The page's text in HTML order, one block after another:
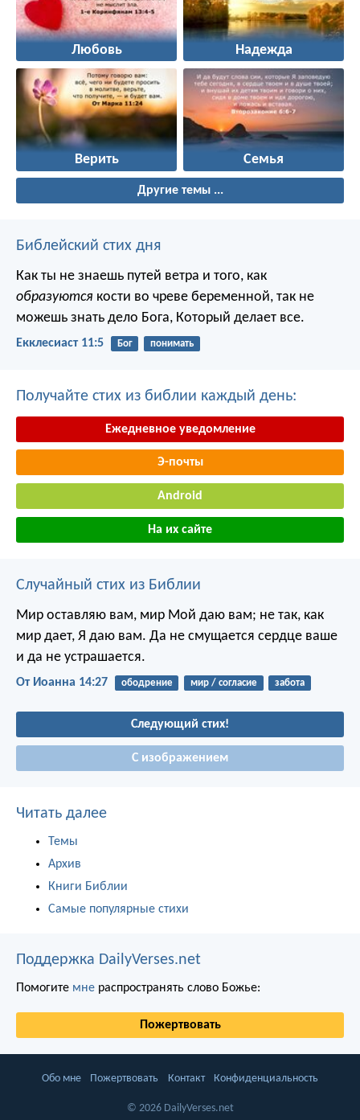
Любовь Надежда
Верить Семья
Другие темы ...
Библейский стих дня
Как ты не знаешь путей ветра и того, как
образуются кости во чреве беременной, так не
можешь знать дело Бога, Который делает все.
Екклесиаст 11:5 Бог понимать
Получайте стих из библии каждый день:
Ежедневное уведомление
Э-почты
Android
На их сайте
Случайный стих из Библии
Мир оставляю вам, мир Мой даю вам; не так, как
мир дает, Я даю вам. Да не смущается сердце ваше
и да не устрашается.
От Иоанна 14:27 ободрение мир / согласие забота
Следующий стих!
С изображением
Читать далее
Темы
Архив
Книги Библии
Самые популярные стихи
Поддержка DailyVerses.net
Помогите мне распространять слово Божье:
Пожертвовать
Обо мне Пожертвовать Контакт Конфиденциальность
© 2026 DailyVerses.net